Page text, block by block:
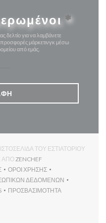
*
δελτίο για να λαμβάνετε
προσφορές μάρκετινγκ μέσω
από εμάς.
ΙΣΤΟΣΕΛΊΔΑ ΤΟΥ ΕΣΤΙΑΤΟΡΊΟΥ
ΑΠΌZENCHEF((ΑΝΟΊΓΕΙ ΣΕ ΝΈΟ
ΣΕ ΝΈΟ ΠΑΡΆΘΥΡΟ))
ΌΡΟΙ ΧΡΉΣΗΣ
((ΑΝΟΊΓΕΙ ΣΕ ΝΈΟ
ΔΕΔΟΜΈΝΩΝ
ΣΕ ΝΈΟ ΠΑΡΆΘΥΡΟ))
ΝΈΟ ΠΑΡΆΘΥΡΟ))
ΠΡΟΣΒΑΣΙΜΌΤΗΤΑ
((ΑΝΟΊΓΕΙ ΣΕ ΝΈΟ